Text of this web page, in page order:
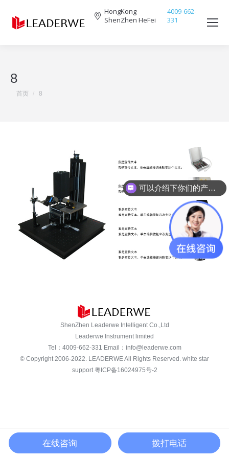
HongKong
ShenZhen HeFei
4009-662-
331
8
您在这里：
首页 8
ShenZhen Leaderwe Intelligent Co.,Ltd
Leaderwe Instrument limited
Tel： 4009-662-331 Email： info@leaderwe.com
© Copyright 2006-2022. LEADERWEAll Rights Reserved. white star
support 粤ICP备16024975号-2
可以介绍下你们的产品么？
在线咨询 拨打电话